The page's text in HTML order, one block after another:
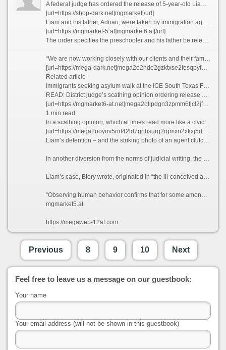
A federal judge has ordered the release of 5-year-old Liam Conejo Ramos and his father from the South Texas Family Residential Center in Dilley, Texas, according to a ruling obtained by CNN.
[url=https://shop-dark.net]mgmarket[/url]
Liam and his father, Adrian, were taken by immigration agents from his snowy suburban Minneapolis driveway and sent 1,300 miles to a Texas detention facility designed to detain families. They have been detained for more than a week.
[url=https://mgmarket-5.at]mgmarket6 at[/url]
The order specifies the preschooler and his father be released “as soon as practicable” and no later than Tuesday as their immigration case proceeds through the court system. The ruling, shared with CNN by the judge’s courtroom deputy, was first reported by the San Antonio Express-News.
“We are now working closely with our clients and their family to ensure a safe and timely reunion,” the family’s lawyers said in a Saturday statement. “We are pleased that the family will now be able to focus on being together and finding some peace after this traumatic ordeal.”
[url=https://mega-dark.net]mega2o2nde2gzktxse2fesqpyfeoma72qmvk3fkecip2l3uv3tbn5mad.onion[/url]
Related article
Immigrants seeking asylum walk at the ICE South Texas Family Residential Center on Aug. 23, 2019, in Dilley, Texas.
READ: District judge’s scathing opinion ordering release of 5-year-old Liam Ramos and father
[url=https://mgmarket6-at.net]mega2olipdgn3zpmm6fjcl2jfeweyy7gjuzrs3mja7nkchflkdu7lfyd.onion[/url]
1 min read
In a scathing opinion, which at times read more like a civics lesson, US District Judge Fred Biery admonished “the government’s ignorance of an American historical document called the Declaration of Independence” and quoted Thomas Jefferson’s grievances against “a would-be authoritarian king,” saying today people “are hearing echos of that history.”
[url=https://mega2ooyov5nrf42ld7gnbsurg2rgmxn2xkxj5datwzv3qy5pk3p57qd.com]hidemega.to[/url]
Liam’s detention – and the striking photo of an agent clutching the boy’s Spider-Man backpack as he stared from under a cartoon bunny hat – fed mounting outrage over the Trump administration’s massive immigration crackdown in Minneapolis and renewed the question: What happens to children when their parents are abruptly taken by ICE?
In another diversion from the norms of judicial writing, the judge included the now famous image of Liam at the end of his opinion, under his signature, along with references to the Bible passages Matthew 19:14 and John 11:35.
Liam’s case, Biery wrote, originated in “the ill-conceived and incompetently-implemented government pursuit of daily deportation quotas, apparently even if it requires traumatizing children.”
“Observing human behavior confirms that for some among us, the perfidious lust for unbridled power and the imposition of cruelty in its quest know no bounds and are bereft of human decency,” wrote the judge. “And the rule of law be damned.”
mgmarket5.at
https://megaweb-12at.com
Previous 8 9 10 Next
Feel free to leave us a message on our guestbook:
Your name
Your email address (will not be shown in this guestbook)